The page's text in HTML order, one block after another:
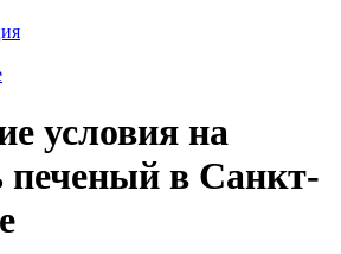
условия на
печеный в Санкт-